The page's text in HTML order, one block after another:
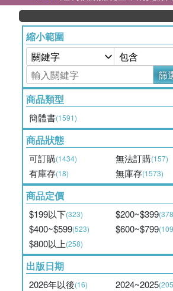
縮小範圍
篩
商品類型
簡體書(1591)
商品狀態
可訂購(1434) 無法訂購(157)
有庫存(18) 無庫存(1573)
商品定價
$199以下(323) $200~$399
$400~$599(523) $600~$799
$800以上(258)
出版日期
2026年以後(16) 2024~2025